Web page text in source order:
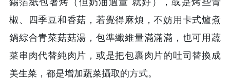
椒、四季豆和香菇，若覺得麻煩，不妨用卡式爐煮
鍋綜合青菜菇菇湯，包準纖維量滿滿滿，也可用蔬
菜串肉代替純肉片，或是把包裹肉片的吐司替換成
美生菜，都是增加蔬菜攝取的方式。